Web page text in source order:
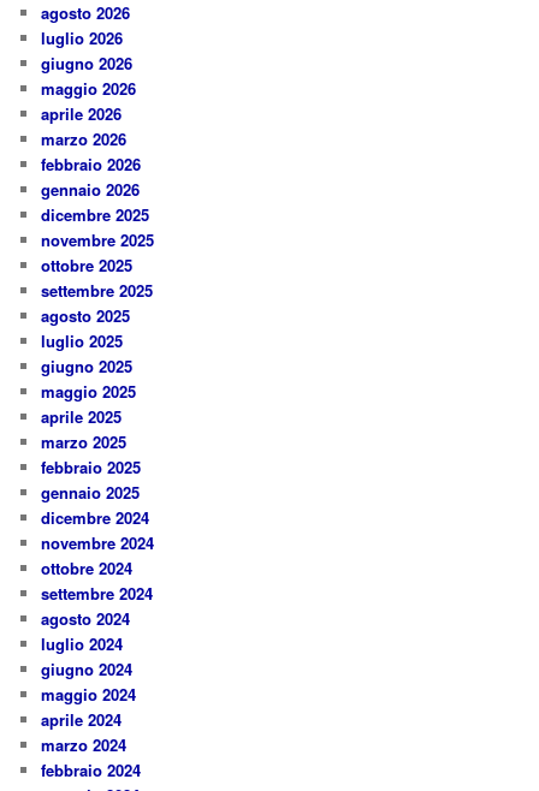
agosto 2026
luglio 2026
giugno 2026
maggio 2026
aprile 2026
marzo 2026
febbraio 2026
gennaio 2026
dicembre 2025
novembre 2025
ottobre 2025
settembre 2025
agosto 2025
luglio 2025
giugno 2025
maggio 2025
aprile 2025
marzo 2025
febbraio 2025
gennaio 2025
dicembre 2024
novembre 2024
ottobre 2024
settembre 2024
agosto 2024
luglio 2024
giugno 2024
maggio 2024
aprile 2024
marzo 2024
febbraio 2024